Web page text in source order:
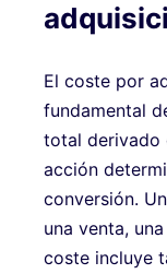
El coste por
fundamental
total derivado
acción
conversión.
una venta,
coste incluye